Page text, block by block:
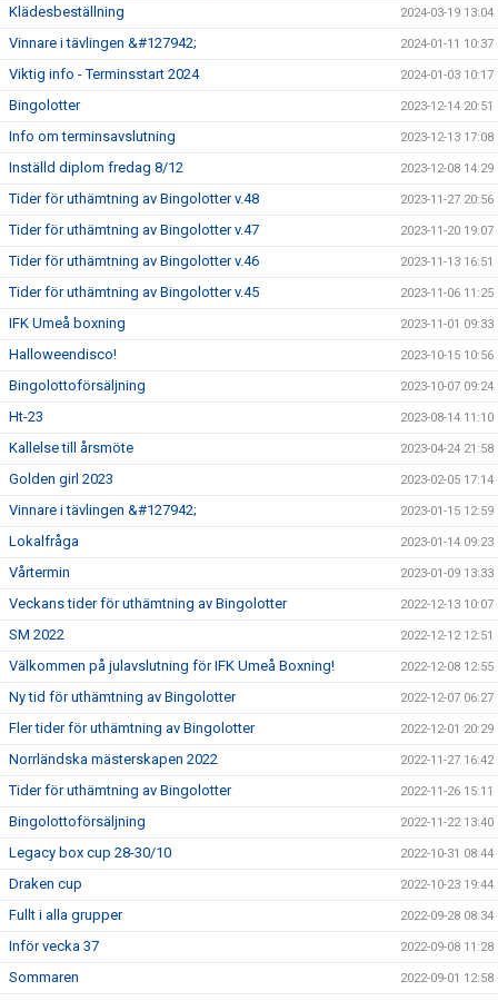
Klädesbeställning 2024-03-19 13:04
Vinnare i tävlingen &#127942; 2024-01-11 10:37
Viktig info - Terminsstart 2024 2024-01-03 10:17
Bingolotter 2023-12-14 20:51
Info om terminsavslutning 2023-12-13 17:08
Inställd diplom fredag 8/12 2023-12-08 14:29
Tider för uthämtning av Bingolotter v.48 2023-11-27 20:56
Tider för uthämtning av Bingolotter v.47 2023-11-20 19:07
Tider för uthämtning av Bingolotter v.46 2023-11-13 16:51
Tider för uthämtning av Bingolotter v.45 2023-11-06 11:25
IFK Umeå boxning 2023-11-01 09:33
Halloweendisco! 2023-10-15 10:56
Bingolottoförsäljning 2023-10-07 09:24
Ht-23 2023-08-14 11:10
Kallelse till årsmöte 2023-04-24 21:58
Golden girl 2023 2023-02-05 17:14
Vinnare i tävlingen &#127942; 2023-01-15 12:59
Lokalfråga 2023-01-14 09:23
Vårtermin 2023-01-09 13:33
Veckans tider för uthämtning av Bingolotter 2022-12-13 10:07
SM 2022 2022-12-12 12:51
Välkommen på julavslutning för IFK Umeå Boxning! 2022-12-08 12:55
Ny tid för uthämtning av Bingolotter 2022-12-07 06:27
Fler tider för uthämtning av Bingolotter 2022-12-01 20:29
Norrländska mästerskapen 2022 2022-11-27 16:42
Tider för uthämtning av Bingolotter 2022-11-26 15:11
Bingolottoförsäljning 2022-11-22 13:40
Legacy box cup 28-30/10 2022-10-31 08:44
Draken cup 2022-10-23 19:44
Fullt i alla grupper 2022-09-28 08:34
Inför vecka 37 2022-09-08 11:28
Sommaren 2022-09-01 12:58